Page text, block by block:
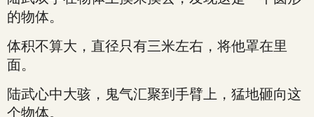
的物体。
体积不算大，直径只有三米左右，将他罩在里
面。
陆武心中大骇，鬼气汇聚到手臂上，猛地砸向这
个物体。